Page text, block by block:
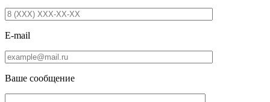
E-mail
Ваше сообщение